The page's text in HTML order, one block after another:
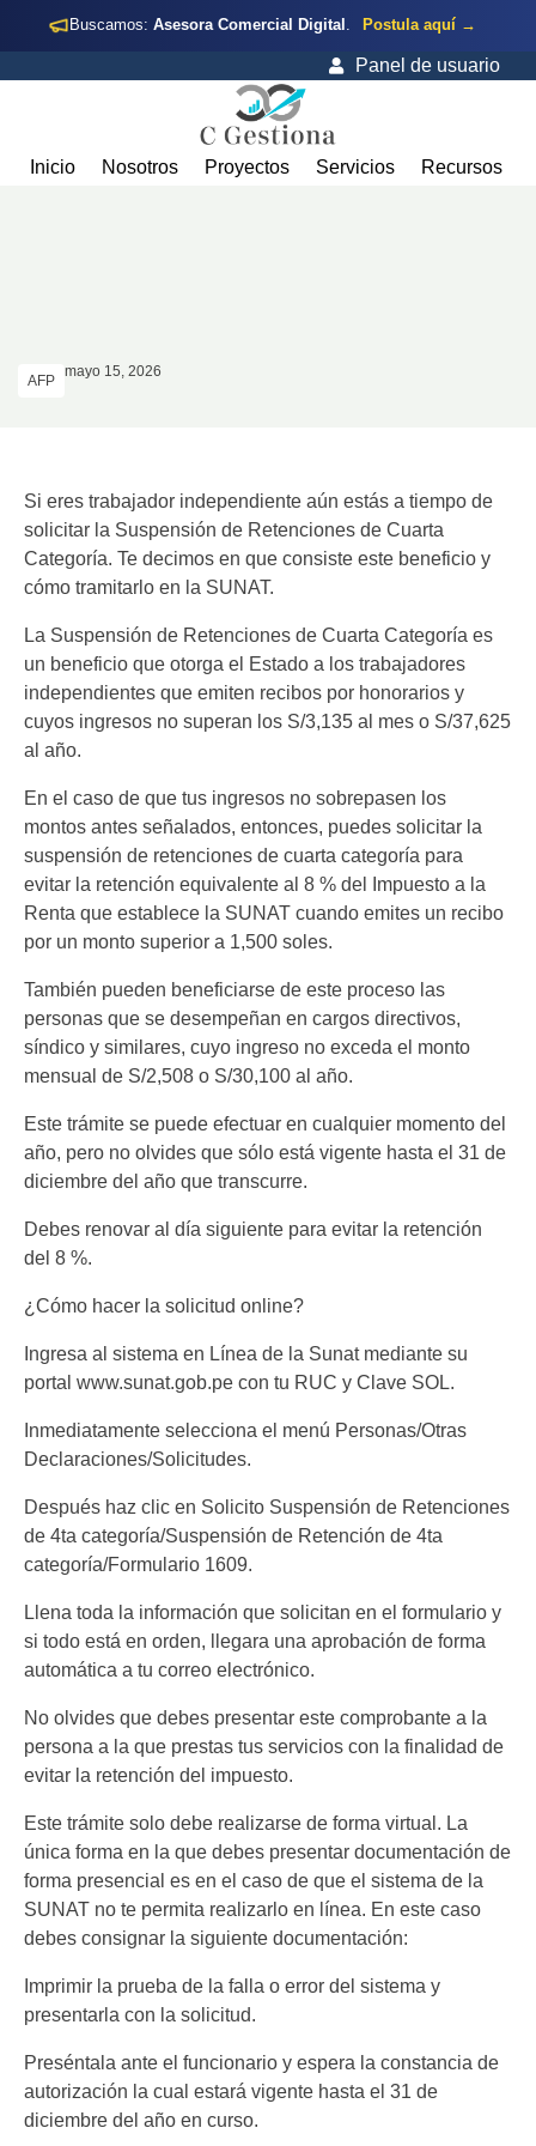
Buscamos: Asesora Comercial Digital . Postula aquí →
Panel de usuario
Inicio Nosotros Proyectos Servicios Recursos
AFP
mayo 15, 2026
Si eres trabajador independiente aún estás a tiempo de
solicitar la Suspensión de Retenciones de Cuarta
Categoría. Te decimos en que consiste este beneficio y
cómo tramitarlo en la SUNAT.
La Suspensión de Retenciones de Cuarta Categoría es
un beneficio que otorga el Estado a los trabajadores
independientes que emiten recibos por honorarios y
cuyos ingresos no superan los S/3,135 al mes o S/37,625
al año.
En el caso de que tus ingresos no sobrepasen los
montos antes señalados, entonces, puedes solicitar la
suspensión de retenciones de cuarta categoría para
evitar la retención equivalente al 8 % del Impuesto a la
Renta que establece la SUNAT cuando emites un recibo
por un monto superior a 1,500 soles.
También pueden beneficiarse de este proceso las
personas que se desempeñan en cargos directivos,
síndico y similares, cuyo ingreso no exceda el monto
mensual de S/2,508 o S/30,100 al año.
Este trámite se puede efectuar en cualquier momento del
año, pero no olvides que sólo está vigente hasta el 31 de
diciembre del año que transcurre.
Debes renovar al día siguiente para evitar la retención
del 8 %.
¿Cómo hacer la solicitud online?
Ingresa al sistema en Línea de la Sunat mediante su
portal www.sunat.gob.pe con tu RUC y Clave SOL.
Inmediatamente selecciona el menú Personas/Otras
Declaraciones/Solicitudes.
Después haz clic en Solicito Suspensión de Retenciones
de 4ta categoría/Suspensión de Retención de 4ta
categoría/Formulario 1609.
Llena toda la información que solicitan en el formulario y
si todo está en orden, llegara una aprobación de forma
automática a tu correo electrónico.
No olvides que debes presentar este comprobante a la
persona a la que prestas tus servicios con la finalidad de
evitar la retención del impuesto.
Este trámite solo debe realizarse de forma virtual. La
única forma en la que debes presentar documentación de
forma presencial es en el caso de que el sistema de la
SUNAT no te permita realizarlo en línea. En este caso
debes consignar la siguiente documentación:
Imprimir la prueba de la falla o error del sistema y
presentarla con la solicitud.
Preséntala ante el funcionario y espera la constancia de
autorización la cual estará vigente hasta el 31 de
diciembre del año en curso.